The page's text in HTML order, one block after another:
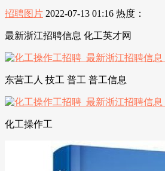
招聘图片 2022-07-13 01:16 热度：
最新浙江招聘信息 化工英才网
东营工人 技工 普工 普工信息
化工操作工